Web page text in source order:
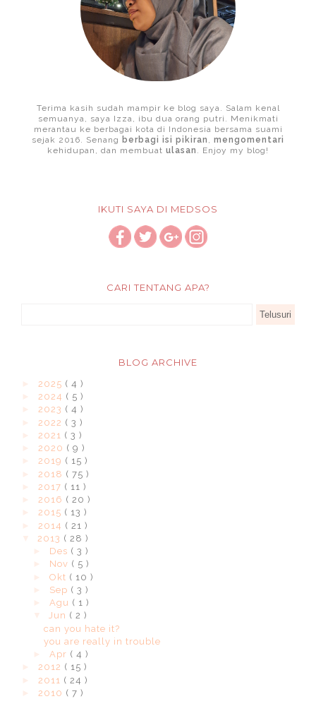
Terima kasih sudah mampir ke blog saya. Salam kenal
semuanya, saya Izza, ibu dua orang putri. Menikmati
merantau ke berbagai kota di Indonesia bersama suami
sejak 2016. Senang berbagi isi pikiran
mengomentari
kehidupan, dan membuat ulasan . Enjoy my blog!
IKUTI SAYA DI MEDSOS
CARI TENTANG APA?
BLOG ARCHIVE
2025 ( 4 )
2024 ( 5 )
2023 ( 4 )
2022 ( 3 )
2021 ( 3 )
2020 ( 9 )
2019 ( 15 )
2018 ( 75 )
2017 ( 11 )
2016 ( 20 )
2015 ( 13 )
2014 ( 21 )
2013 ( 28 )
Des ( 3 )
Nov ( 5 )
Okt ( 10 )
Sep ( 3 )
Agu ( 1 )
Jun ( 2 )
can you hate it?
you are really in trouble
Apr ( 4 )
2012 ( 15 )
2011 ( 24 )
2010 ( 7 )